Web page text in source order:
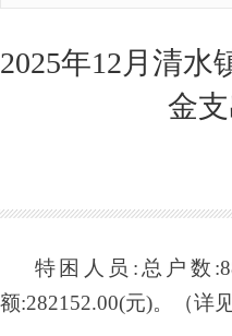
2025年12月清水
金
特困人员 : 总户数
额:282152.00(元)。 （详